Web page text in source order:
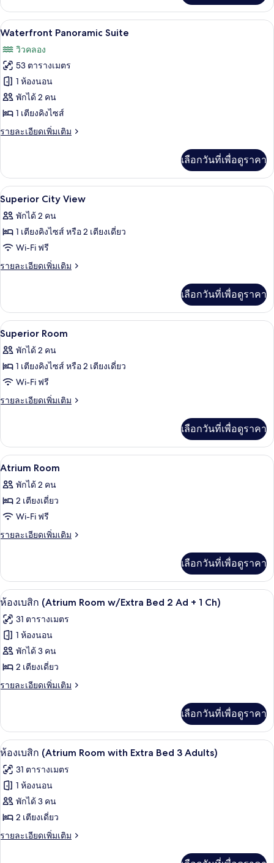
เชีย
ล
สวีท
(View)
เกี่ยว
กับ
ห้อง
ซิ
เดน
เชีย
ล
สวี
ท
(View)
เปิด
ภาพถ่าย
ทั้งหมด
ของ
Waterfront
Panoramic
Waterfront Panoramic Suite | มินิบ
15
Waterfront Panoramic Suite
วิวคลอง
53 ตารางเมตร
1 ห้องนอน
พักได้ 2 คน
1 เตียงคิงไซส์
รายละเอียดเพิ่มเติม
ราย
เกี่ยว
กับ
Waterfront
Panoramic
Suite
เลือกวันที่เพื่อดูราคา
เปิด
ภาพถ่าย
ทั้งหมด
ของ
Superior
มินิบาร์, ตู้นิรภัยในห้องพัก, โต๊ะทำงา
10
Superior City View
พักได้ 2 คน
1 เตียงคิงไซส์ หรือ 2 เตียงเดี่ยว
Wi-Fi ฟรี
รายละเอียดเพิ่มเติม
ราย
เกี่ยว
กับ
Superior
City
View
เลือกวันที่เพื่อดูราคา
เปิด
ภาพถ่าย
ทั้งหมด
ของ
Superior
มินิบาร์, ตู้นิรภัยในห้องพัก, โต๊ะทำงา
11
Superior Room
พักได้ 2 คน
1 เตียงคิงไซส์ หรือ 2 เตียงเดี่ยว
Wi-Fi ฟรี
รายละเอียดเพิ่มเติม
ราย
เกี่ยว
กับ
Superior
เลือกวันที่เพื่อดูราคา
เปิด
ภาพถ่าย
ทั้งหมด
ของ
Atrium
มินิบาร์, ตู้นิรภัยในห้องพัก, โต๊ะทำงา
6
Atrium Room
พักได้ 2 คน
2 เตียงเดี่ยว
Wi-Fi ฟรี
รายละเอียดเพิ่มเติม
ราย
เกี่ยว
กับ
Atrium
เลือกวันที่เพื่อดูราคา
เปิด
ภาพถ่าย
ทั้งหมด
ของ
ห้อง
เบสิ
Room
w/Extra
Bed
2
Ad
+
1
Ch)
มินิบาร์, ตู้นิรภัยในห้องพัก, โต๊ะทำงา
14
ห้องเบสิก (Atrium Room w/Extra Bed 2 Ad + 1 Ch)
31 ตารางเมตร
1 ห้องนอน
พักได้ 3 คน
2 เตียงเดี่ยว
รายละเอียดเพิ่มเติม
ราย
เกี่ยว
กับ
ห้อง
ก
(Atrium
w/Extra
Bed
Ad
เลือกวันที่เพื่อดูราคา
เปิด
ภาพถ่าย
ทั้งหมด
ของ
ห้อง
เบสิ
มินิบาร์, ตู้นิรภัยในห้องพัก, โต๊ะทำงา
14
ห้องเบสิก (Atrium Room with Extra Bed 3 Adults)
31 ตารางเมตร
1 ห้องนอน
พักได้ 3 คน
2 เตียงเดี่ยว
รายละเอียดเพิ่มเติม
ราย